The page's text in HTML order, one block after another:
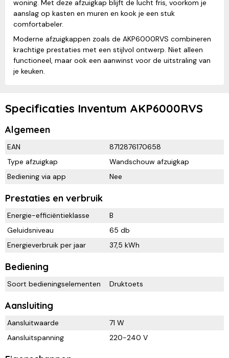
woning. Met deze afzuigkap blijft de lucht fris, voorkom je
aanslag op kasten en muren en kook je een stuk
comfortabeler.
Moderne afzuigkappen zoals de AKP6000RVS combineren
krachtige prestaties met een stijlvol ontwerp. Niet alleen
functioneel, maar ook een aanwinst voor de uitstraling van
je keuken.
Specificaties Inventum AKP6000RVS
Algemeen
EAN
8712876170658
Type afzuigkap
Wandschouw afzuigkap
Bediening via app
Nee
Prestaties en verbruik
Energie-efficiëntieklasse
B
Geluidsniveau
65 db
Energieverbruik per jaar
37,5 kWh
Bediening
Soort bedieningselementen Druktoets
Aansluiting
Aansluitwaarde
71 W
Aansluitspanning
220-240 V